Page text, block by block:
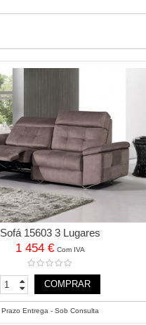
Sofá 15603 3 Lugares
1 454 € Com IVA
COMPRAR
Prazo Entrega - Sob Consulta